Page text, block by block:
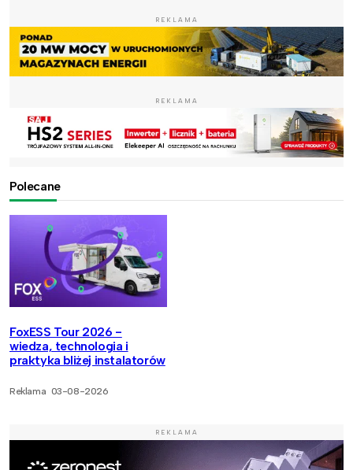
REKLAMA
REKLAMA
Polecane
FoxESS Tour 2026 -
wiedza, technologia i
praktyka bliżej instalatorów
Reklama 03-08-2026
REKLAMA